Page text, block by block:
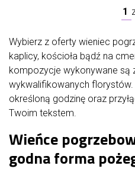
1
Wybierz z oferty wieniec
kaplicy, kościoła bądź na
kompozycje wykonywane są
wykwalifikowanych
określoną godzinę oraz
Twoim tekstem.
Wieńce
godna forma